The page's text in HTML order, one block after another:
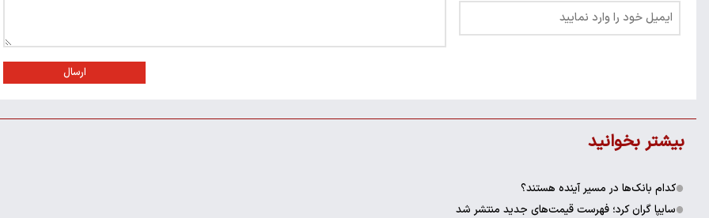
ارسال
بیشتر بخوانید
کدام بانک‌ها در مسیر آینده هستند؟
سایپا گران کرد؛ فهرست قیمت‌های جدید منتشر شد